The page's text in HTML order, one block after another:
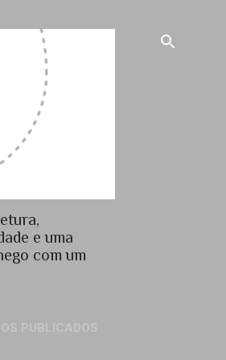
e uma
com um